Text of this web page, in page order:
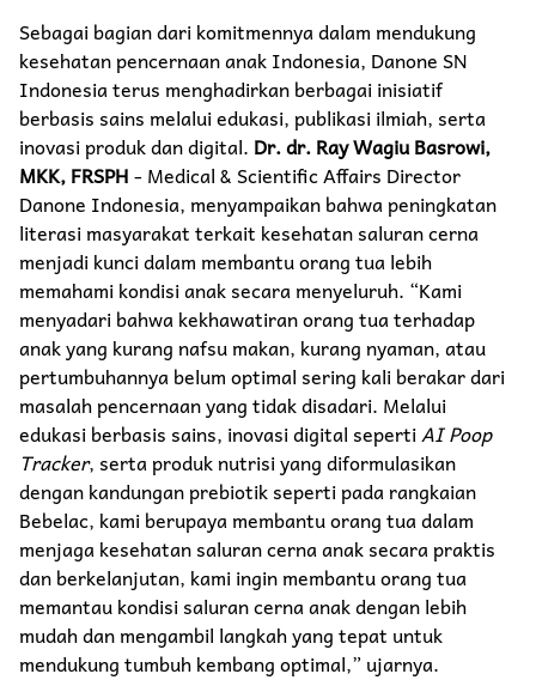
Sebagai bagian dari komitmennya dalam mendukung
kesehatan pencernaan anak Indonesia, Danone SN
Indonesia terus menghadirkan berbagai inisiatif
berbasis sains melalui edukasi, publikasi ilmiah, serta
inovasi produk dan digital. Dr. dr. Ray Wagiu Basrowi,
MKK, FRSPH- Medical & Scientific Affairs Director
Danone Indonesia, menyampaikan bahwa peningkatan
literasi masyarakat terkait kesehatan saluran cerna
menjadi kunci dalam membantu orang tua lebih
memahami kondisi anak secara menyeluruh. “Kami
menyadari bahwa kekhawatiran orang tua terhadap
anak yang kurang nafsu makan, kurang nyaman, atau
pertumbuhannya belum optimal sering kali berakar dari
masalah pencernaan yang tidak disadari. Melalui
edukasi berbasis sains, inovasi digital sepertiAI Poop
Tracker, serta produk nutrisi yang diformulasikan
dengan kandungan prebiotik seperti pada rangkaian
Bebelac, kami berupaya membantu orang tua dalam
menjaga kesehatan saluran cerna anak secara praktis
dan berkelanjutan, kami ingin membantu orang tua
memantau kondisi saluran cerna anak dengan lebih
mudah dan mengambil langkah yang tepat untuk
mendukung tumbuh kembang optimal,” ujarnya.